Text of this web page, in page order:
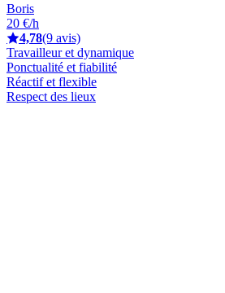
Boris
20 €/h
4,78(9 avis)
Travailleur et dynamique
Ponctualité et fiabilité
Réactif et flexible
Respect des lieux